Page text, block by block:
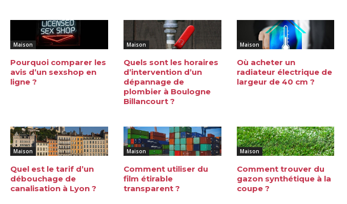
Maison
Pourquoi comparer les
avis d’un sexshop en
ligne ?
Maison
Quels sont les horaires
d’intervention d’un
dépannage de
plombier à Boulogne
Billancourt ?
Maison
Où acheter un
radiateur électrique de
largeur de 40 cm ?
Maison
Quel est le tarif d’un
débouchage de
canalisation à Lyon ?
Maison
Comment utiliser du
film étirable
transparent ?
Maison
Comment trouver du
gazon synthétique à la
coupe ?